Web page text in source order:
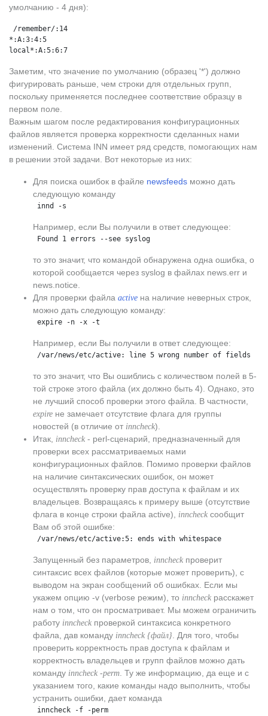
умолчанию - 4 дня):
/remember/:14
*:A:3:4:5
local*:A:5:6:7
Заметим, что значение по умолчанию (образец '*') должно
фигурировать раньше, чем строки для отдельных групп,
поскольку применяется последнее соответствие образцу в
первом поле.
Важным шагом после редактирования конфигурационных
файлов является проверка корректности сделанных нами
изменений. Система INN имеет ряд средств, помогающих нам
в решении этой задачи. Вот некоторые из них:
Для поиска ошибок в файле newsfeeds можно дать
следующую команду
innd -s
Например, если Вы получили в ответ следующее:
Found 1 errors --see syslog
то это значит, что командой обнаружена одна ошибка, о
которой сообщается через syslog в файлах news.err и
news.notice.
Для проверки файла active на наличие неверных строк,
можно дать следующую команду:
expire -n -x -t
Например, если Вы получили в ответ следующее:
/var/news/etc/active: line 5 wrong number of fields
то это значит, что Вы ошиблись с количеством полей в 5-
той строке этого файла (их должно быть 4). Однако, это
не лучший способ проверки этого файла. В частности,
expire не замечает отсутствие флага для группы
новостей (в отличие от inncheck).
Итак,
inncheck - perl-сценарий, предназначенный для
проверки всех рассматриваемых нами
конфигурационных файлов. Помимо проверки файлов
на наличие синтаксических ошибок, он может
осуществлять проверку прав доступа к файлам и их
владельцев. Возвращаясь к примеру выше (отсутствие
флага в конце строки файла active),
inncheck сообщит
Вам об этой ошибке:
/var/news/etc/active:5: ends with whitespace
Запущенный без параметров, inncheck проверит
синтаксис всех файлов (которые может проверить), с
выводом на экран сообщений об ошибках. Если мы
укажем опцию -v (verbose режим), то inncheck расскажет
нам о том, что он просматривает. Мы можем ограничить
работу inncheck проверкой синтаксиса конкретного
файла, дав команду inncheck {файл} . Для того, чтобы
проверить корректность прав доступа к файлам и
корректность владельцев и групп файлов можно дать
команду inncheck -perm . Ту же информацию, да еще и с
указанием того, какие команды надо выполнить, чтобы
устранить ошибки, дает команда
inncheck -f -perm